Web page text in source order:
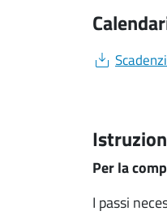
Document
Per la
I passi